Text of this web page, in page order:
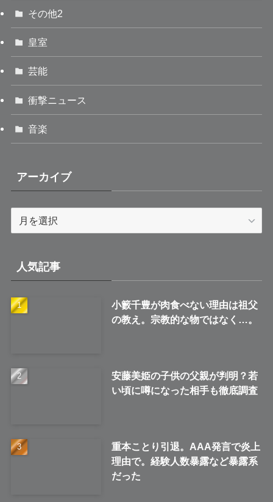
その他2
皇室
芸能
衝撃ニュース
音楽
アーカイブ
ブ
人気記事
小籔千豊が肉食べない理由は祖父
の教え。宗教的な物ではなく…。
安藤美姫の子供の父親が判明？若
い頃に噂になった相手も徹底調査
重本ことり引退。AAA発言で炎上
理由で。経験人数暴露など暴露系
だった